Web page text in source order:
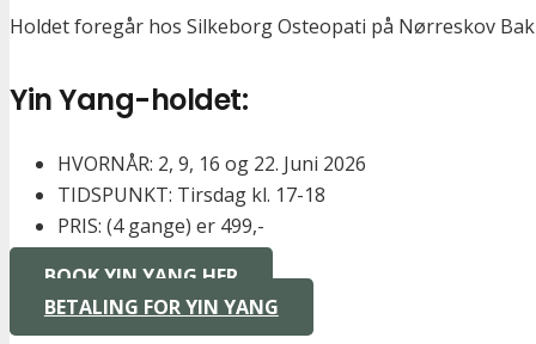
‍Holdet foregår hos Silkeborg Osteopati på Nørreskov
Yin Yang-holdet:
HVORNÅR: 2, 9, 16 og 22. Juni 2026
TIDSPUNKT: Tirsdag kl. 17-18
PRIS: (4 gange) er 499,-
BOOK YIN YANG HER
BETALING FOR YIN YANG